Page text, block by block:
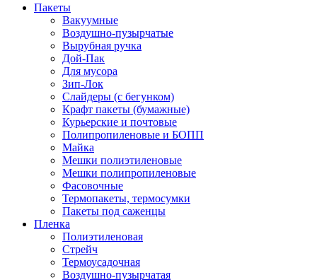
Пакеты
Вакуумные
Воздушно-пузырчатые
Вырубная ручка
Дой-Пак
Для мусора
Зип-Лок
Слайдеры (с бегунком)
Крафт пакеты (бумажные)
Курьерские и почтовые
Полипропиленовые и БОПП
Майка
Мешки полиэтиленовые
Мешки полипропиленовые
Фасовочные
Термопакеты, термосумки
Пакеты под саженцы
Пленка
Полиэтиленовая
Стрейч
Термоусадочная
Воздушно-пузырчатая